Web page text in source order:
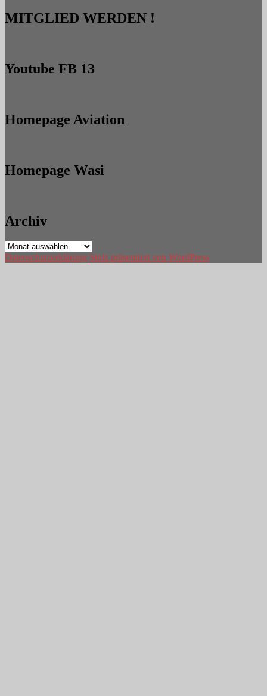
MITGLIED WERDEN !
Youtube FB 13
Homepage Aviation
Homepage Wasi
Archiv
Archiv
Datenschutzerklärung Stolz präsentiert von WordPress